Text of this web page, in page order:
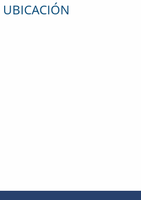
UBICACIÓN